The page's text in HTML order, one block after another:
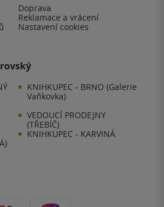
Doprava
Reklamace a vrácení
Nastavení cookies
KNIHKUPEC - BRNO (Galerie
Vaňkovka)
VEDOUCÍ PRODEJNY
(TŘEBÍČ)
KNIHKUPEC - KARVINÁ